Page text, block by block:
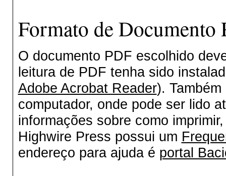
Formato de
O documento PDF escolhido
leitura de PDF tenha sido
Adobe Acrobat Reader).
computador, onde pode ser lido
informações sobre como
Highwire Press possui um
endereço para ajuda é portal